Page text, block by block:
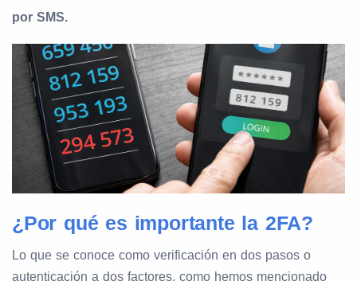
por SMS.
¿Por qué es importante la 2FA?
Lo que se conoce como verificación en dos pasos o
autenticación a dos factores, como hemos mencionado